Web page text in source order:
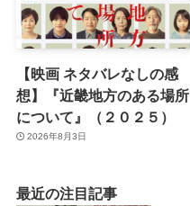
【映画 ネタバレなしの感
想】『近畿地方のある場所
について』（２０２５）
2026年8月3日
最近の注目記事